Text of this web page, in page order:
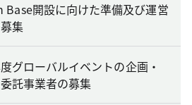
開設に向けた準備及び運営
集
グローバルイベントの企画・
託事業者の募集